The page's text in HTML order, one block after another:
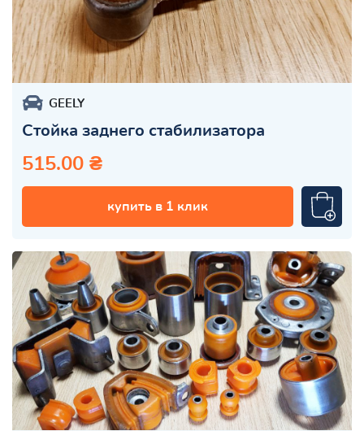
GEELY
Стойка заднего стабилизатора
515.00 ₴
купить в 1 клик